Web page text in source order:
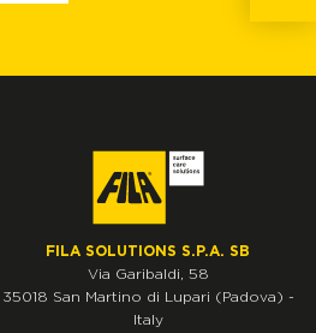
FILA SOLUTIONS S.P.A. SB
Via Garibaldi, 58
35018 San Martino di Lupari (Padova) -
Italy